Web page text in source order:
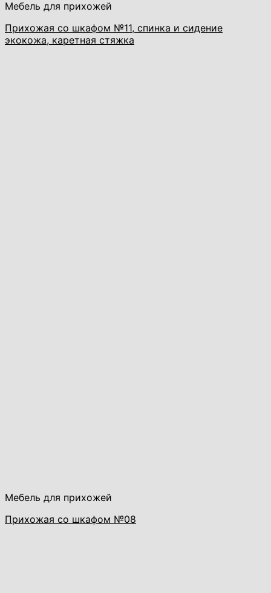
Мебель для прихожей
Прихожая со шкафом №11, спинка и сидение
экокожа, каретная стяжка
Мебель для прихожей
Прихожая со шкафом №08